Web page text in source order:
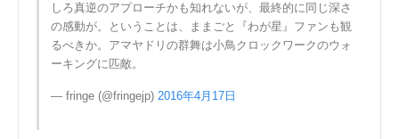
しろ真逆のアプローチかも知れないが、最終的に同じ深さ
の感動が。ということは、ままごと『わが星』ファンも観
るべきか。アマヤドリの群舞は小鳥クロックワークのウォ
ーキングに匹敵。
— fringe (@fringejp)2016年4月17日